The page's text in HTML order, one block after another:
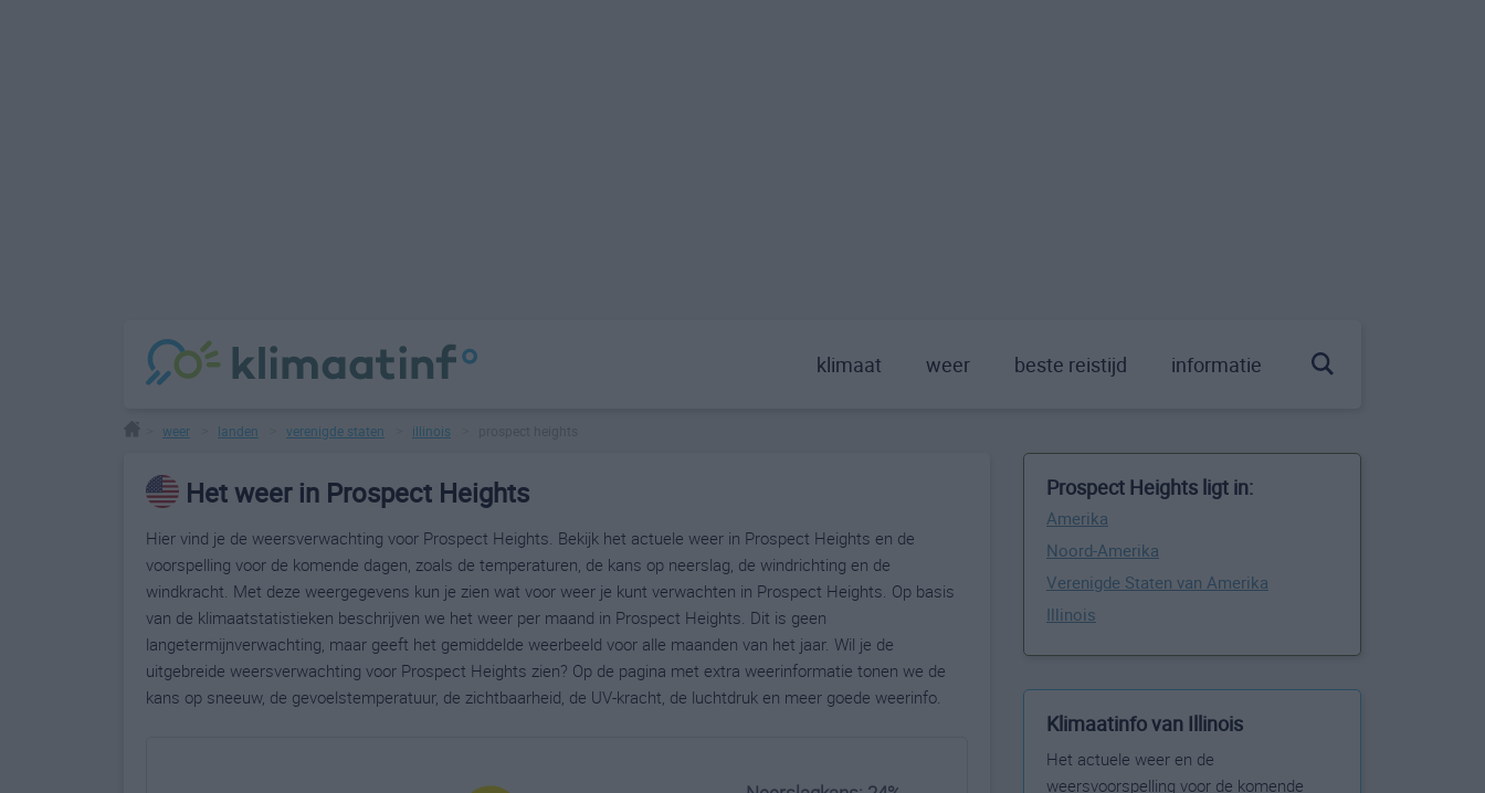
klimaat weer beste reistijd informatie
weer landen verenigde staten illinois
Het weer in Prospect Heights
Hier vind je de weersverwachting voor Prospect Heights. Bekijk het actuele weer in Prospect Heights en de
voorspelling voor de komende dagen, zoals de temperaturen, de kans op neerslag, de windrichting en de
windkracht. Met deze weergegevens kun je zien wat voor weer je kunt verwachten in Prospect Heights. Op basis
van de klimaatstatistieken beschrijven we het weer per maand in Prospect Heights. Dit is geen
langetermijnverwachting, maar geeft het gemiddelde weerbeeld voor alle maanden van het jaar. Wil je de
uitgebreide weersverwachting voor Prospect Heights zien? Op de pagina met extra weerinformatie tonen we de
kans op sneeuw, de gevoelstemperatuur, de zichtbaarheid, de UV-kracht, de luchtdruk en meer goede weerinfo.
Prospect Heights ligt in:
Amerika
Noord-Amerika
Verenigde Staten van Amerika
Illinois
Klimaatinfo van Illinois
Het actuele weer en de
weersvoorspelling voor de komende